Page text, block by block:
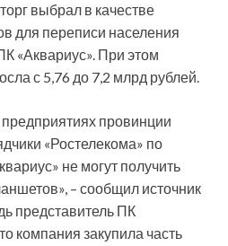
выбрал в качестве
для переписи населения
«Аквариус». При этом
с 5,76 до 7,2 млрд рублей.
провинции
«Ростелекома» по
не могут получить
– сообщил источник
представитель ПК
компания закупила часть